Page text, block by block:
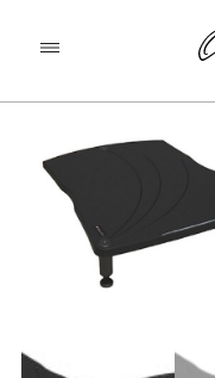
KEZDŐLAP
BASSOCONTINUO